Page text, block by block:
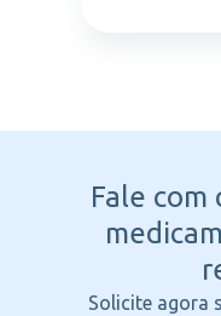
Fale
Solicite agora